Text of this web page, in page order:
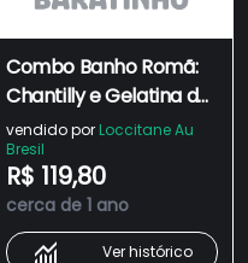
Combo Banho Romã:
Chantilly e Gelatina de
Banho Romã
vendido por Loccitane Au
Bresil
R$ 119,80
cerca de 1 ano
Ver histórico